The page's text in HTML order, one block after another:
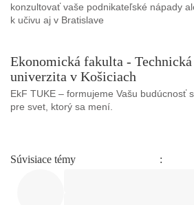
konzultovať vaše podnikateľské nápady
k učivu aj v Bratislave
Ekonomická fakulta - Technická
univerzita v Košiciach
EkF TUKE – formujeme Vašu budúcnosť
pre svet, ktorý sa mení.
Súvisiace témy :